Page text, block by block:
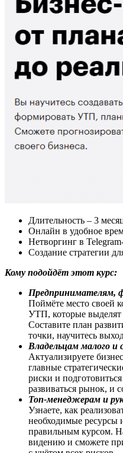
Длительность – 3
Онлайн в удобное
Нетворгинг в
Создание стратегии
Кому подойдёт этот курс:
Предпринимателям,
Поймёте место своей
УТП, которые выделят
Составите план
точки, научитесь
Владельцам малого и
Актуализируете
главные
риски и
развиваться рынок, и
Топ-менеджерам и
Узнаете, как
необходимые ресурсы
правильным курсом.
видению и сможете